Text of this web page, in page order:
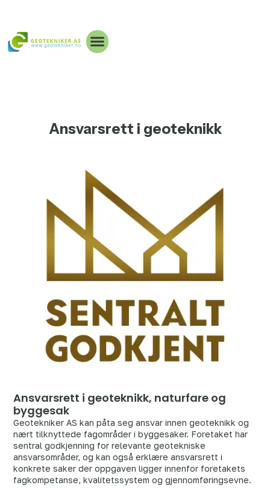
Ansvarsrett i geoteknikk
Ansvarsrett i geoteknikk, naturfare og
byggesak
Geotekniker AS kan påta seg ansvar innen geoteknikk og
nært tilknyttede fagområder i byggesaker. Foretaket har
sentral godkjenning for relevante geotekniske
ansvarsområder, og kan også erklære ansvarsrett i
konkrete saker der oppgaven ligger innenfor foretakets
fagkompetanse, kvalitetssystem og gjennomføringsevne.